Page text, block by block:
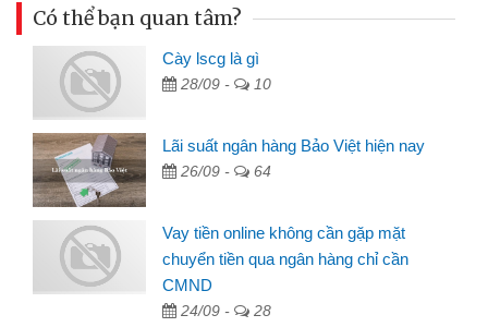
Có thể bạn quan tâm?
Cày lscg là gì
28/09 - 10
Lãi suất ngân hàng Bảo Việt hiện nay
26/09 - 64
Vay tiền online không cần gặp mặt
chuyển tiền qua ngân hàng chỉ cần
CMND
24/09 - 28